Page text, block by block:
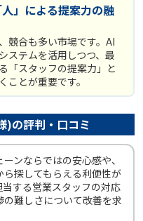
」による提案力の融
競合も多い市場です。AI
ステムを活用しつつ、最
「スタッフの提案力」と
ことが重要です。
)の評判・口コミ
ンならではの安心感や、
探してもらえる利便性が
する営業スタッフの対応
難しさについて改善を求